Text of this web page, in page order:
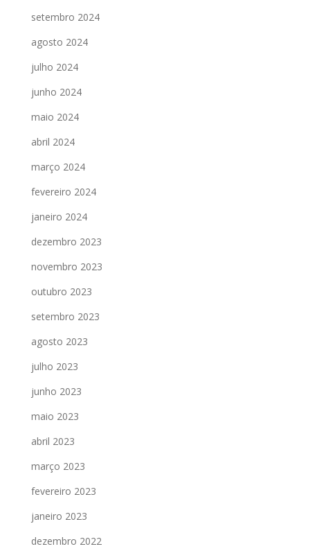
setembro 2024
agosto 2024
julho 2024
junho 2024
maio 2024
abril 2024
março 2024
fevereiro 2024
janeiro 2024
dezembro 2023
novembro 2023
outubro 2023
setembro 2023
agosto 2023
julho 2023
junho 2023
maio 2023
abril 2023
março 2023
fevereiro 2023
janeiro 2023
dezembro 2022